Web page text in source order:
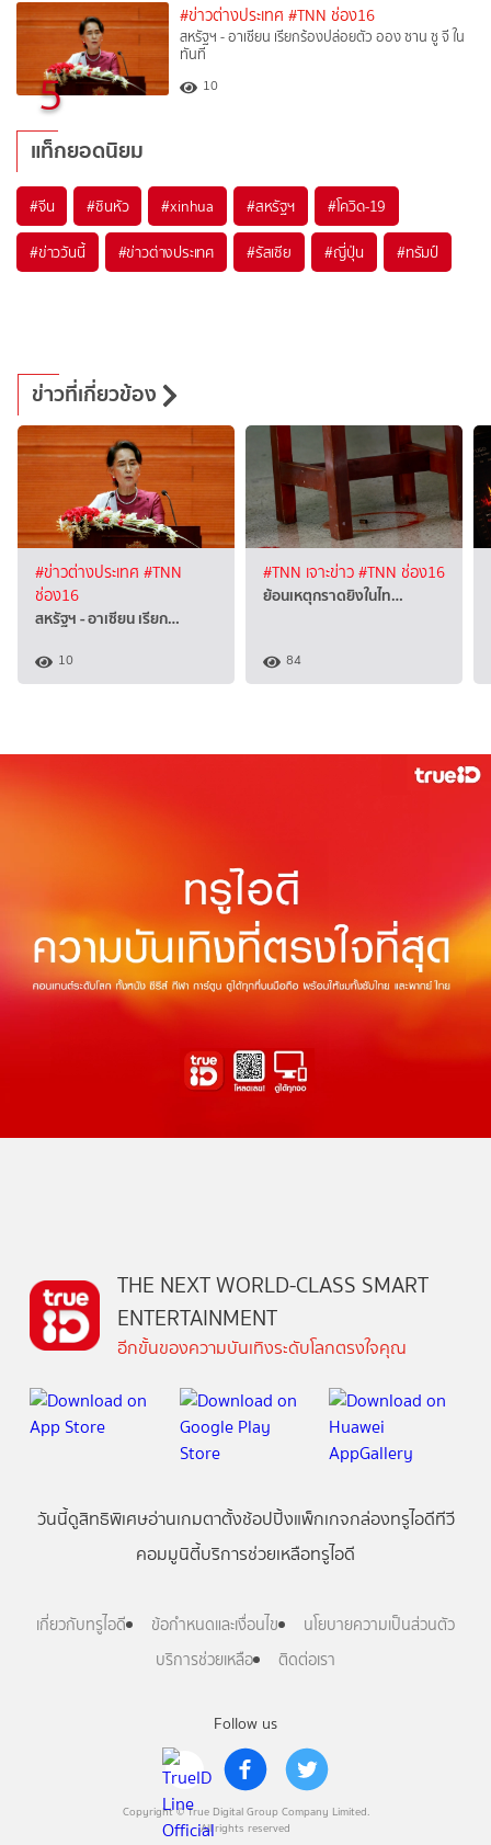
5
#ข่าวต่างประเทศ #TNN ช่อง16
สหรัฐฯ - อาเซียน เรียกร้องปล่อยตัว ออง ซาน ซู จี ใน
ทันที
10
แท็กยอดนิยม
#จีน #ซินหัว #xinhua #สหรัฐฯ #โควิด-19
#ข่าววันนี้ #ข่าวต่างประเทศ #รัสเซีย #ญี่ปุ่น #ทรัมป์
ข่าวที่เกี่ยวข้อง
#ข่าวต่างประเทศ #TNN
ช่อง16
สหรัฐฯ - อาเซียน เรียก…
10
#TNN เจาะข่าว#TNN ช่อง16
ย้อนเหตุกราดยิงในไท…
84
Follow us
Copyright © True Digital Group Company Limited.
All rights reserved
THE NEXT WORLD-CLASS SMART
ENTERTAINMENT
อีกขั้นของความบันเทิงระดับโลกตรงใจคุณ
วันนี้ดูสิทธิพิเศษอ่านเกมตาตั้งช้อปปิ้งแพ็กเกจกล่องทรูไอดีทีวี
คอมมูนิตี้บริการช่วยเหลือทรูไอดี
เกี่ยวกับทรูไอดี ข้อกำหนดและเงื่อนไข
นโยบายความเป็นส่วนตัว
บริการช่วยเหลือ
ติดต่อเรา